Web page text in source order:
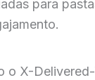
para
o X-